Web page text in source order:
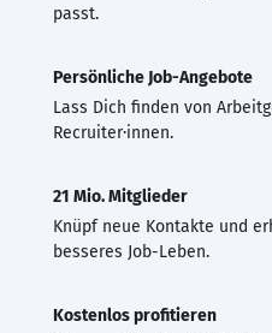
passt.
Persönliche Job-Angebote
Lass Dich finden von
Recruiter·innen.
21 Mio. Mitglieder
Knüpf neue Kontakte und
besseres Job-Leben.
Kostenlos profitieren